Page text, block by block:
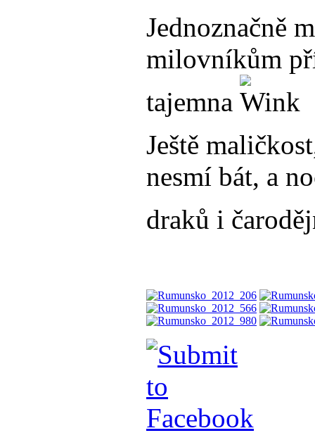
Jednoznačně
milovníkům
tajemna
Ještě
nesmí bát, a
draků i